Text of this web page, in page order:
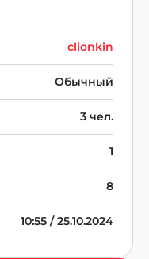
clionkin
Обычный
3 чел.
1
8
10:55 / 25.10.2024